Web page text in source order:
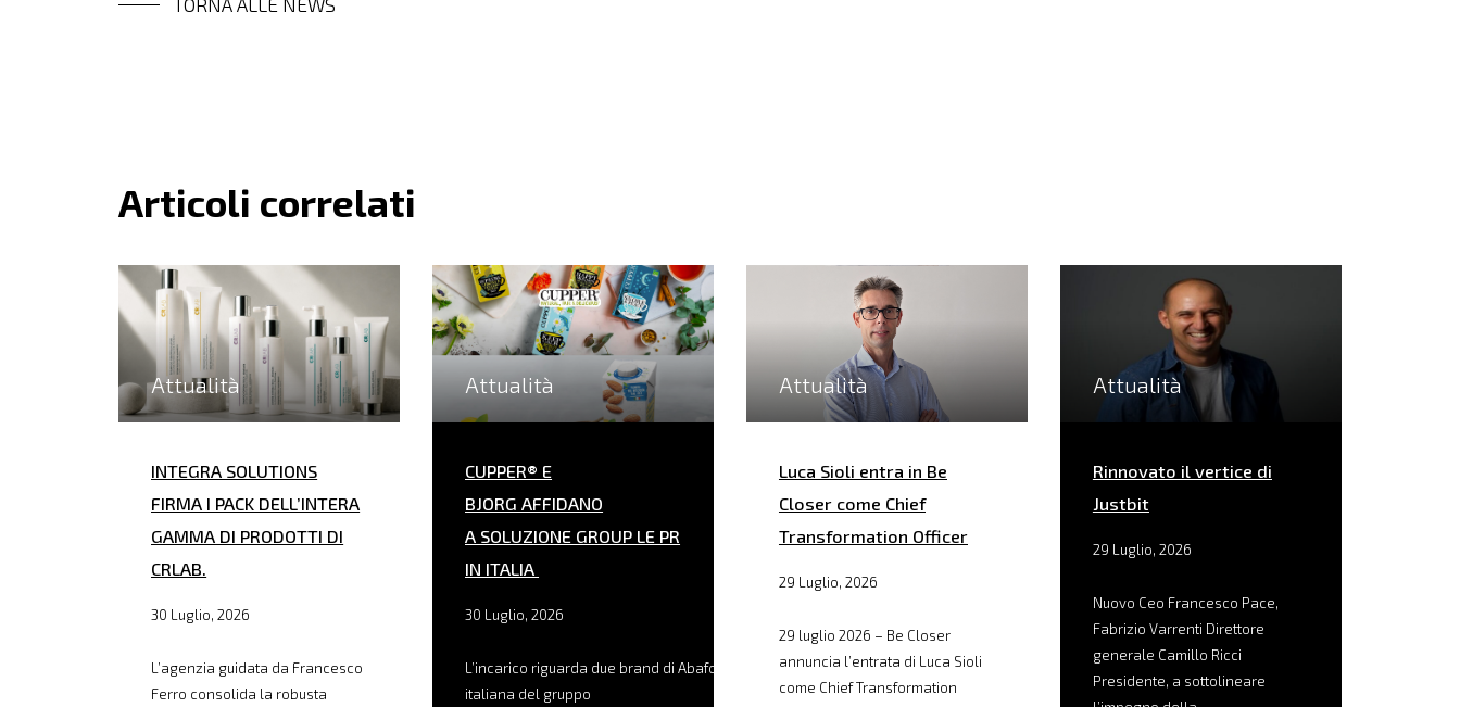
TORNA ALLE NEWS
Articoli correlati
Attualità
INTEGRA SOLUTIONS
FIRMA I PACK DELL’INTERA
GAMMA DI PRODOTTI DI
CRLAB.
30 Luglio, 2026
L’agenzia guidata da Francesco
Ferro consolida la robusta
Attualità
CUPPER® E
BJORG AFFIDANO
A SOLUZIONE GROUP LE PR
IN ITALIA
30 Luglio, 2026
L’incarico riguarda due brand di Abafoods, filiale
italiana del gruppo
Attualità
Luca Sioli entra in Be
Closer come Chief
Transformation Officer
29 Luglio, 2026
29 luglio 2026 – Be Closer
annuncia l’entrata di Luca Sioli
come Chief Transformation
Attualità
Rinnovato il vertice di
Justbit
29 Luglio, 2026
Nuovo Ceo Francesco Pace,
Fabrizio Varrenti Direttore
generale Camillo Ricci
Presidente, a sottolineare